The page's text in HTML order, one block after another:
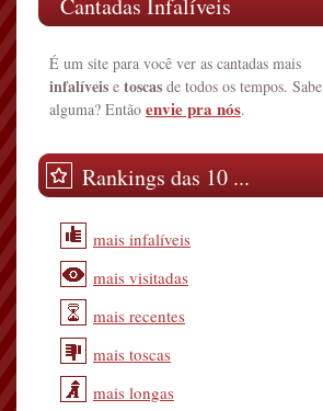
Cantadas Infalíveis
É um site para você ver as cantadas mais
infalíveis e toscas de todos os tempos. Sabe
alguma? Então envie pra nós.
Rankings das 10 ...
mais infalíveis
mais visitadas
mais recentes
mais toscas
mais longas